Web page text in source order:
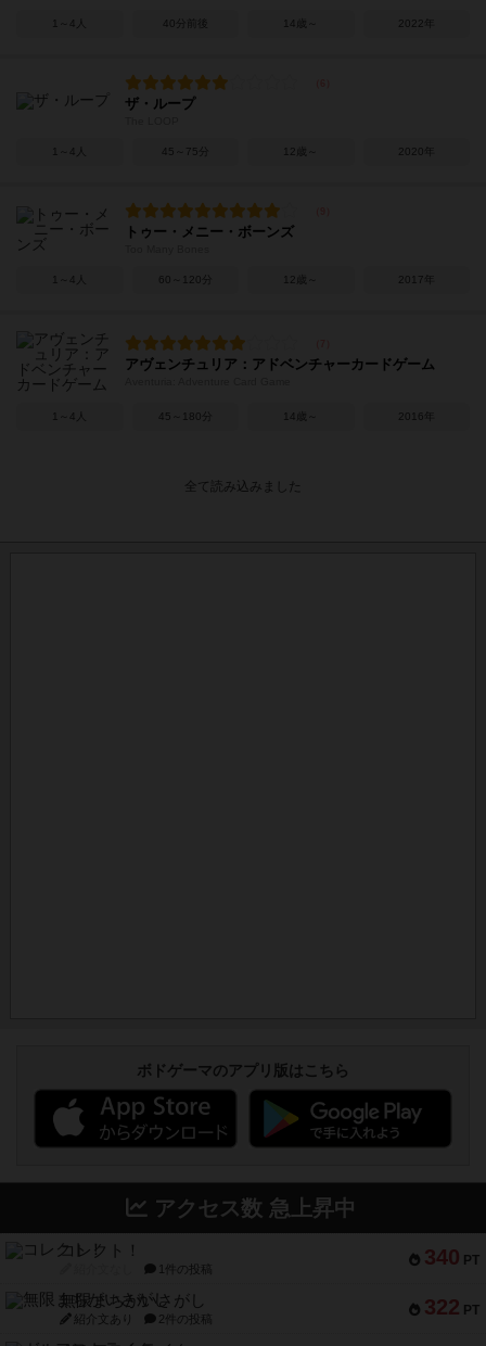
1～4人 40分前後 14歳～ 2022年
ザ・ループ
1～4人 45～75分 12歳～ 2020年
トゥー・メニー・ボーンズ
1～4人 60～120分 12歳～ 2017年
アヴェンチュリア：アドベンチャーカードゲーム
1～4人 45～180分 14歳～ 2016年
アクセス数 急上昇中
340 PT
322 PT
無限まちがいさがし
ガルフストライク
クルティボ
紹介文なし